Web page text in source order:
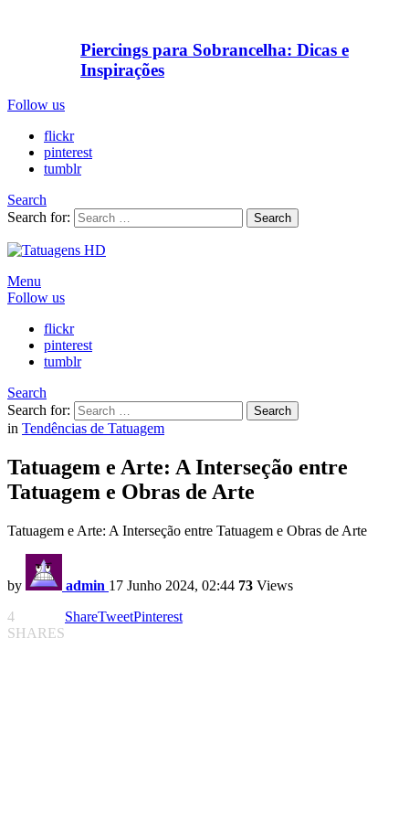
Piercings para Sobrancelha: Dicas e
Inspirações
Follow us
flickr
pinterest
tumblr
Search
Search for:
Search
Menu
Follow us
flickr
pinterest
tumblr
Search
Search for:
Search
in Tendências de Tatuagem
Tatuagem e Arte: A Interseção entre
Tatuagem e Obras de Arte
Tatuagem e Arte: A Interseção entre Tatuagem e Obras de Arte
by admin 17 Junho 2024, 02:44 73 Views
4
SHARES
ShareTweetPinterest